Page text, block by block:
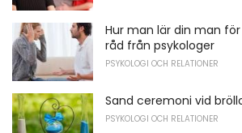
Hur man lär din man
råd från psykologer
PSYKOLOGI OCH RELATIONER
Sand ceremoni vid
PSYKOLOGI OCH RELATIONER